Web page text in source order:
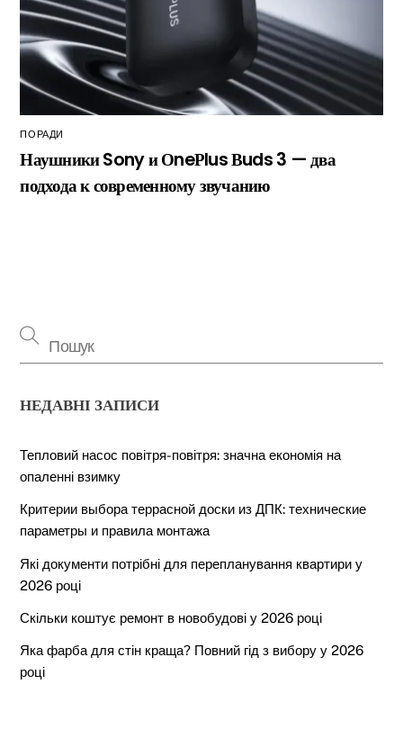
ПОРАДИ
Наушники Sony и ОneРlus Вuds 3 — два
подхода к современному звучанию
НЕДАВНІ ЗАПИСИ
Тепловий насос повітря-повітря: значна економія на
опаленні взимку
Критерии выбора террасной доски из ДПК: технические
параметры и правила монтажа
Які документи потрібні для перепланування квартири у
2026 році
Скільки коштує ремонт в новобудові у 2026 році
Яка фарба для стін краща? Повний гід з вибору у 2026
році